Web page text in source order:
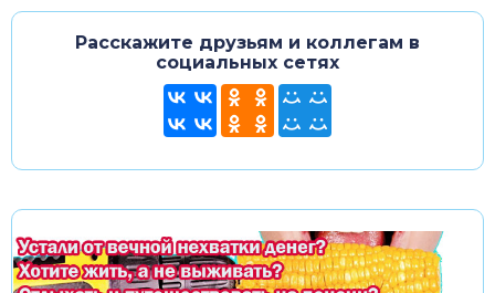
Расскажите друзьям и коллегам в
социальных сетях